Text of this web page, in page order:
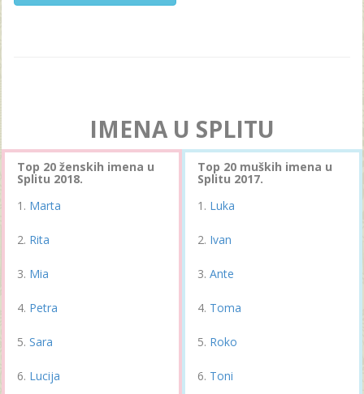
IMENA U SPLITU
Top 20 ženskih imena u
Splitu 2018.
Marta
Rita
Mia
Petra
Sara
Lucija
Top 20 muških imena u
Splitu 2017.
Luka
Ivan
Ante
Toma
Roko
Toni